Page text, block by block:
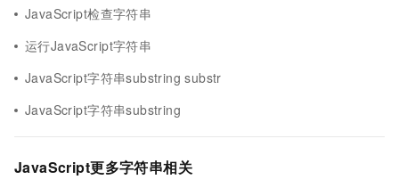
JavaScript检查字符串
运行JavaScript字符串
JavaScript字符串substring substr
JavaScript字符串substring
JavaScript更多字符串相关